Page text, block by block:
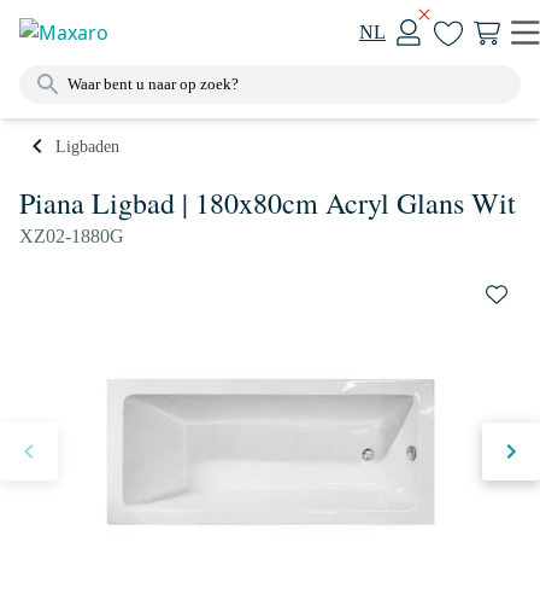
NL
Ligbaden
Piana Ligbad | 180x80cm Acryl Glans Wit
XZ02-1880G